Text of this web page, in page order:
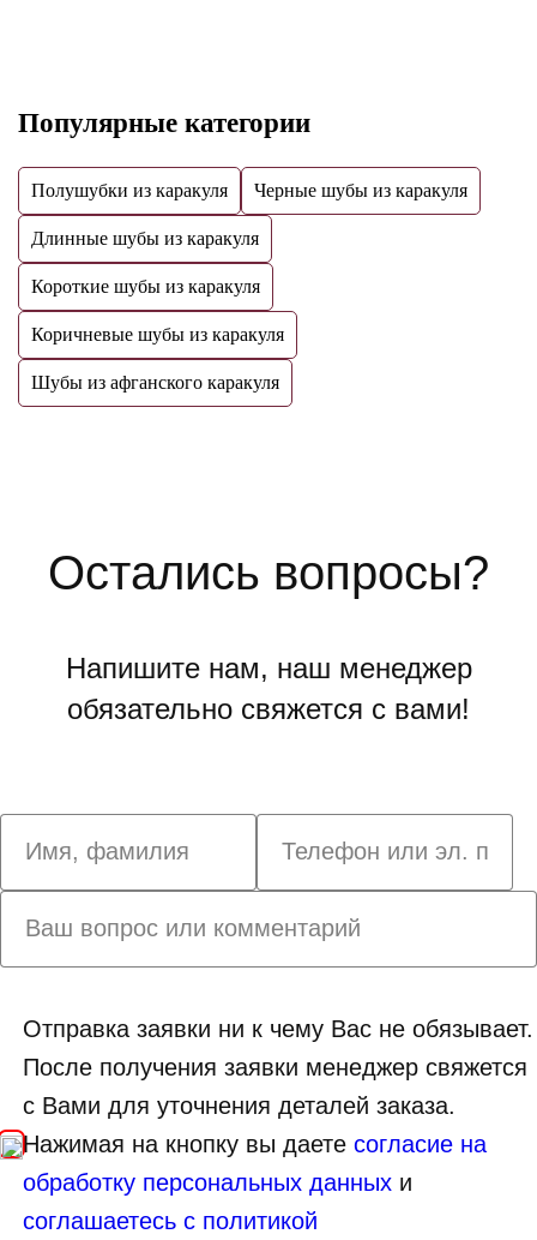
Популярные категории
Полушубки из каракуля Черные шубы из каракуля
Длинные шубы из каракуля
Короткие шубы из каракуля
Коричневые шубы из каракуля
Шубы из афганского каракуля
Остались вопросы?
Напишите нам, наш менеджер
обязательно свяжется с вами!
Отправка заявки ни к чему Вас не обязывает.
После получения заявки менеджер свяжется
с Вами для уточнения деталей заказа.
Нажимая на кнопку вы даетесогласие на
обработку персональных данных и
соглашаетесь с политикой